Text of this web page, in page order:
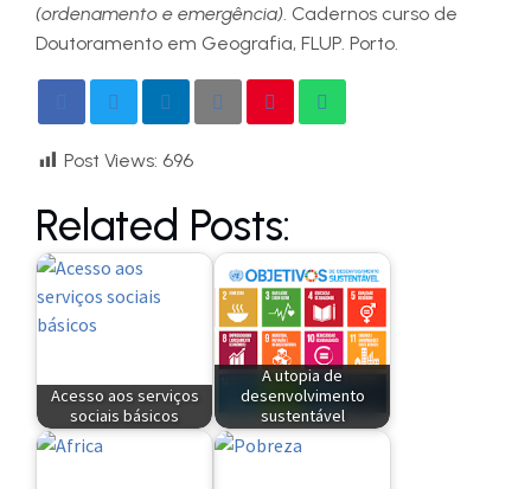
(ordenamento e emergência). Cadernos curso de
Doutoramento em Geografia, FLUP. Porto.
Post Views: 696
Related Posts:
Acesso aos serviços
sociais básicos
A utopia de
desenvolvimento
sustentável